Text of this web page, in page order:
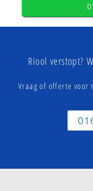
Riool verstopt?
Vraag of offerte voor